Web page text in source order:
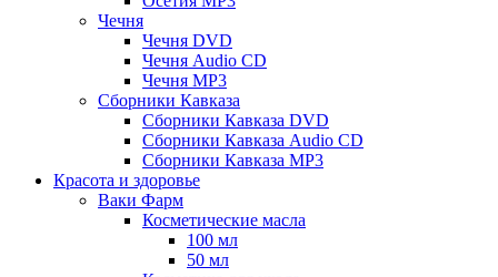
Чечня
Чечня DVD
Чечня Audio CD
Чечня MP3
Сборники Кавказа
Сборники Кавказа DVD
Сборники Кавказа Audio CD
Сборники Кавказа MP3
Красота и здоровье
Ваки Фарм
Косметические масла
100 мл
50 мл